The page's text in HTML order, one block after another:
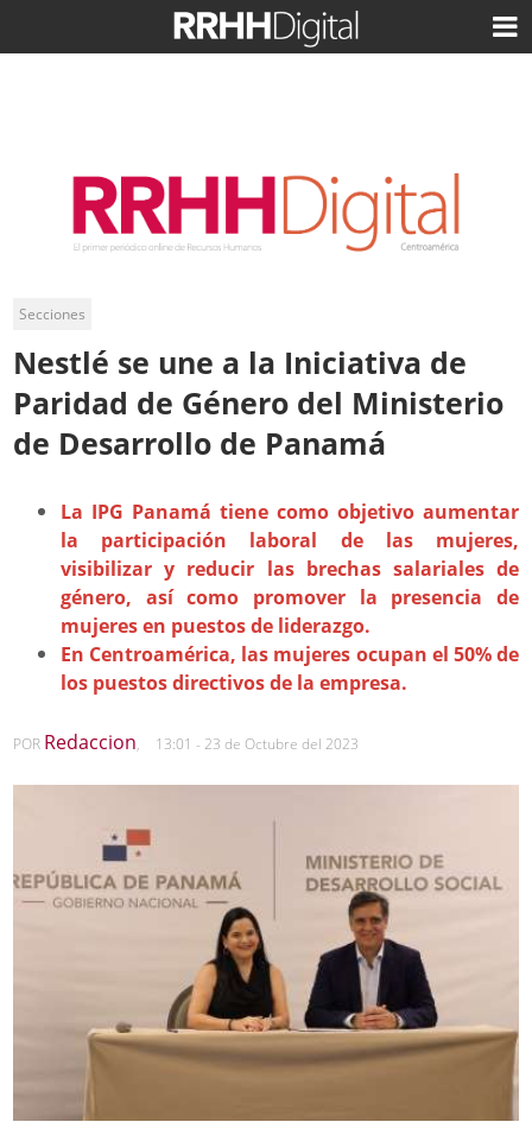
Secciones
Nestlé se une a la Iniciativa de
Paridad de Género del Ministerio
de Desarrollo de Panamá
La IPG Panamá tiene como objetivo aumentar
la participación laboral de las mujeres,
visibilizar y reducir las brechas salariales de
género, así como promover la presencia de
mujeres en puestos de liderazgo.
En Centroamérica, las mujeres ocupan el 50% de
los puestos directivos de la empresa.
POR Redaccion, 13:01 - 23 de Octubre del 2023